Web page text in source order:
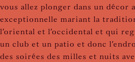
vous allez plonger dans un décor
exceptionnelle mariant la
l’oriental et l'occidental et qui
un club et un patio et donc
des soirées des milles et nuits